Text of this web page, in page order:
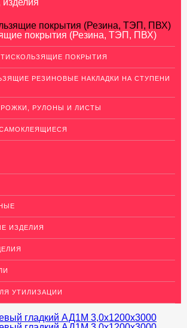
изделия
лист
листы
листы
МДФ, панелей
покрытия (Резина, ТЭП, ПВХ)
покрытия (Резина, ТЭП, ПВХ)
ПОКРЫТИЯ
РЕЗИНОВЫЕ НАКЛАДКИ НА СТУПЕНИ
РУЛОНЫ И ЛИСТЫ
ИЗДЕЛИЯ
УТИЛИЗАЦИИ